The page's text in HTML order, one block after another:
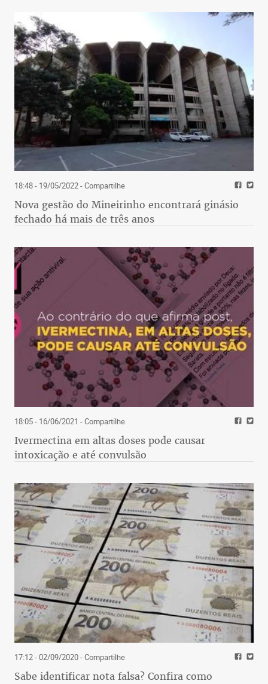
18:48 - 19/05/2022- Compartilhe
Nova gestão do Mineirinho encontrará ginásio
fechado há mais de três anos
18:05 - 16/06/2021 - Compartilhe
Ivermectina em altas doses pode causar
intoxicação e até convulsão
17:12 - 02/09/2020- Compartilhe
Sabe identificar nota falsa? Confira como